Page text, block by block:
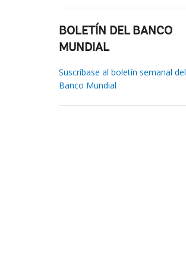
BOLETÍN DEL BANCO
MUNDIAL
Suscríbase al boletín semanal del
Banco Mundial